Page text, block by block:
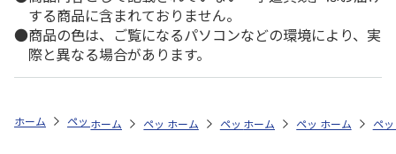
する商品に含まれておりません。
商品の色は、ご覧になるパソコンなどの環境により、実
際と異なる場合があります。
ホーム ペットストア ケージ・飼育その他用品 ケージ用パーツ・お
ホーム ペットストア ケージ・飼育その他用品 ケ
ホーム ペットストア ケージ・飼育その
ホーム ペットストア ケ
ホーム ペ